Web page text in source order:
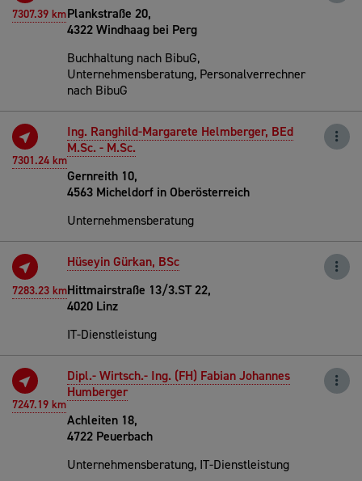
7307.39 kmPlankstraße 20,
4322 Windhaag bei Perg
Buchhaltung nach BibuG,
Unternehmensberatung, Personalverrechner
nach BibuG
7301.24 km
Ing. Ranghild-Margarete Helmberger, BEd
M.Sc. - M.Sc.
Gernreith 10,
4563 Micheldorf in Oberösterreich
Unternehmensberatung
7283.23 km
Hüseyin Gürkan, BSc
Hittmairstraße 13/3.ST 22,
4020 Linz
IT-Dienstleistung
7247.19 km
Dipl.- Wirtsch.- Ing. (FH) Fabian Johannes
Humberger
Achleiten 18,
4722 Peuerbach
Unternehmensberatung, IT-Dienstleistung